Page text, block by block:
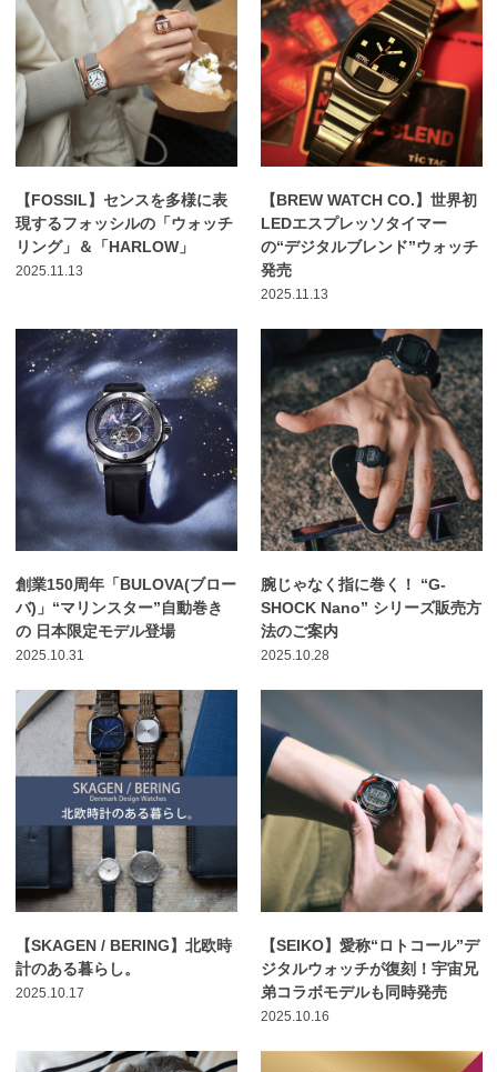
【FOSSIL】センスを多様に表
現するフォッシルの「ウォッチ
リング」＆「HARLOW」
2025.11.13
【BREW WATCH CO.】世界初
LEDエスプレッソタイマー
の“デジタルブレンド”ウォッチ
発売
2025.11.13
創業150周年「BULOVA(ブロー
バ)」“マリンスター”自動巻き
の 日本限定モデル登場
2025.10.31
腕じゃなく指に巻く！ “G-
SHOCK Nano” シリーズ販売方
法のご案内
2025.10.28
【SKAGEN / BERING】北欧時
計のある暮らし。
2025.10.17
【SEIKO】愛称“ロトコール”デ
ジタルウォッチが復刻！宇宙兄
弟コラボモデルも同時発売
2025.10.16